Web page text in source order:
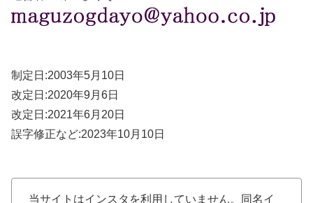
制定日:2003年5月10日
改定日:2020年9月6日
改定日:2021年6月20日
誤字修正など:2023年10月10日
当サイトはインスタを利用していません。同名イ